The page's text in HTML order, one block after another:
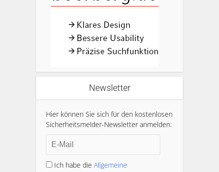
Newsletter
Hier können Sie sich für den kostenlosen
Sicherheitsmelder-Newsletter anmelden:
Ich habe die Allgemeine